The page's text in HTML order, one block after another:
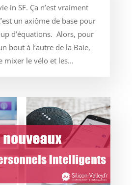
in SF. Ça n’est vraiment
un axiôme de base pour
d’équations. Alors, pour
bout à l’autre de la Baie,
mixer le vélo et les...